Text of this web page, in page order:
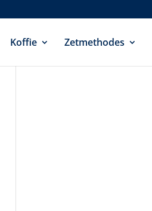
Koffie Zetmethodes